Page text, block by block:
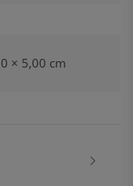
× 5,00 cm